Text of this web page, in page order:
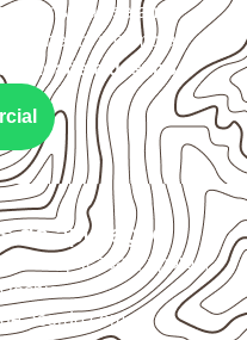
sejam
orienta a compra
e destino.
da aplicação
aplicação, apoios,
técnica.
acordo com as